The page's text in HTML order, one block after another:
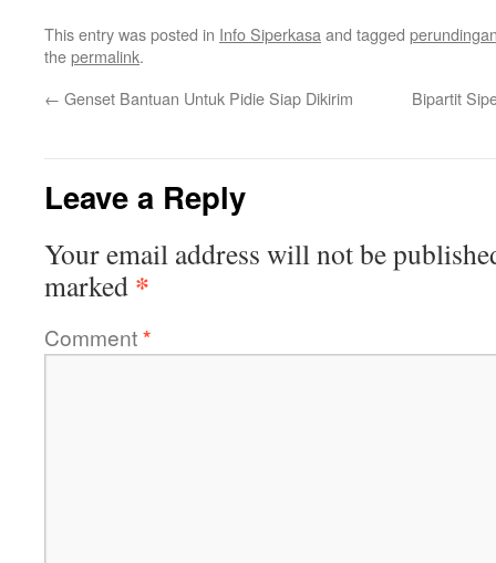
This entry was posted in Info Siperkasa and tagged
thepermalink.
← Genset Bantuan Untuk Pidie Siap Dikirim Bipartit
Leave a Reply
Your email address will not be
marked *
Comment*